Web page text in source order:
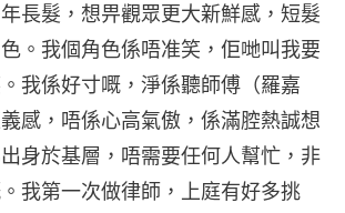
長髮，想畀觀眾更大新鮮感，短髮
。我個角色係唔准笑，佢哋叫我要
我係好寸嘅，淨係聽師傅（羅嘉
感，唔係心高氣傲，係滿腔熱誠想
身於基層，唔需要任何人幫忙，非
我第一次做律師，上庭有好多挑